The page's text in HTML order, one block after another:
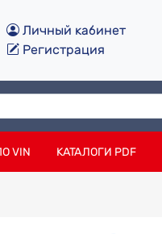
Личный кабинет
Регистрация
VIN КАТАЛОГИ PDF